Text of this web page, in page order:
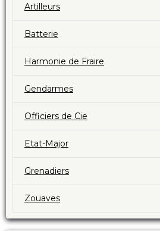
Artilleurs
Batterie
Harmonie de Fraire
Gendarmes
Officiers de Cie
Etat-Major
Grenadiers
Zouaves